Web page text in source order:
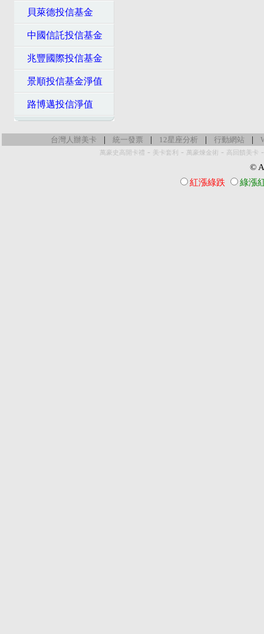
貝萊德投信基金
中國信託投信基金
兆豐國際投信基金
景順投信基金淨值
路博邁投信淨值
台灣人辦美卡 | 統一發票 | 12星座分析 | 行動網站 |
萬豪史高開卡禮 - 美卡套利 - 萬豪煉金術 - 高回饋美卡
©
紅漲綠跌
綠漲